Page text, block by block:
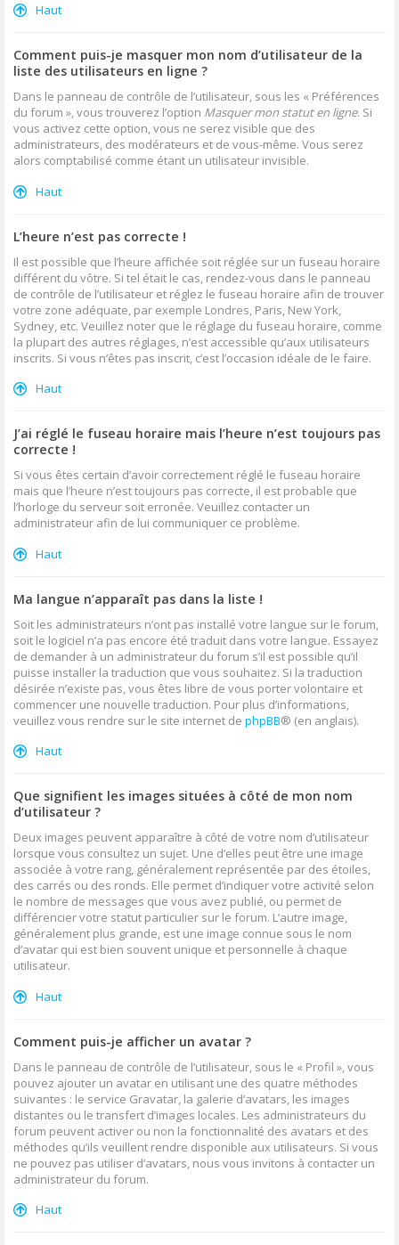
Haut
Comment puis-je masquer mon nom d’utilisateur de la
liste des utilisateurs en ligne ?
Dans le panneau de contrôle de l’utilisateur, sous les « Préférences
du forum », vous trouverez l’option Masquer mon statut en ligne. Si
vous activez cette option, vous ne serez visible que des
administrateurs, des modérateurs et de vous-même. Vous serez
alors comptabilisé comme étant un utilisateur invisible.
Haut
L’heure n’est pas correcte !
Il est possible que l’heure affichée soit réglée sur un fuseau horaire
différent du vôtre. Si tel était le cas, rendez-vous dans le panneau
de contrôle de l’utilisateur et réglez le fuseau horaire afin de trouver
votre zone adéquate, par exemple Londres, Paris, New York,
Sydney, etc. Veuillez noter que le réglage du fuseau horaire, comme
la plupart des autres réglages, n’est accessible qu’aux utilisateurs
inscrits. Si vous n’êtes pas inscrit, c’est l’occasion idéale de le faire.
Haut
J’ai réglé le fuseau horaire mais l’heure n’est toujours pas
correcte !
Si vous êtes certain d’avoir correctement réglé le fuseau horaire
mais que l’heure n’est toujours pas correcte, il est probable que
l’horloge du serveur soit erronée. Veuillez contacter un
administrateur afin de lui communiquer ce problème.
Haut
Ma langue n’apparaît pas dans la liste !
Soit les administrateurs n’ont pas installé votre langue sur le forum,
soit le logiciel n’a pas encore été traduit dans votre langue. Essayez
de demander à un administrateur du forum s’il est possible qu’il
puisse installer la traduction que vous souhaitez. Si la traduction
désirée n’existe pas, vous êtes libre de vous porter volontaire et
commencer une nouvelle traduction. Pour plus d’informations,
veuillez vous rendre sur le site internet de phpBB® (en anglais).
Haut
Que signifient les images situées à côté de mon nom
d’utilisateur ?
Deux images peuvent apparaître à côté de votre nom d’utilisateur
lorsque vous consultez un sujet. Une d’elles peut être une image
associée à votre rang, généralement représentée par des étoiles,
des carrés ou des ronds. Elle permet d’indiquer votre activité selon
le nombre de messages que vous avez publié, ou permet de
différencier votre statut particulier sur le forum. L’autre image,
généralement plus grande, est une image connue sous le nom
d’avatar qui est bien souvent unique et personnelle à chaque
utilisateur.
Haut
Comment puis-je afficher un avatar ?
Dans le panneau de contrôle de l’utilisateur, sous le « Profil », vous
pouvez ajouter un avatar en utilisant une des quatre méthodes
suivantes : le service Gravatar, la galerie d’avatars, les images
distantes ou le transfert d’images locales. Les administrateurs du
forum peuvent activer ou non la fonctionnalité des avatars et des
méthodes qu’ils veuillent rendre disponible aux utilisateurs. Si vous
ne pouvez pas utiliser d’avatars, nous vous invitons à contacter un
administrateur du forum.
Haut